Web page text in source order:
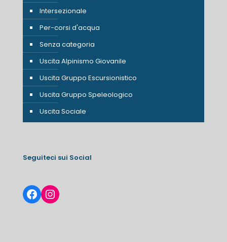
Intersezionale
Per-corsi d'acqua
Senza categoria
Uscita Alpinismo Giovanile
Uscita Gruppo Escursionistico
Uscita Gruppo Speleologico
Uscita Sociale
Seguiteci sui Social
Facebook
Instagram